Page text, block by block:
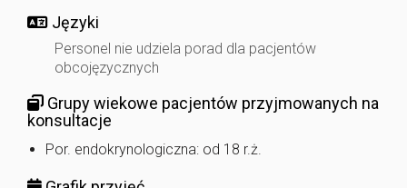
Języki
Personel nie udziela porad dla pacjentów
obcojęzycznych
Grupy wiekowe pacjentów przyjmowanych na
konsultacje
Por. endokrynologiczna: od 18 r.ż.